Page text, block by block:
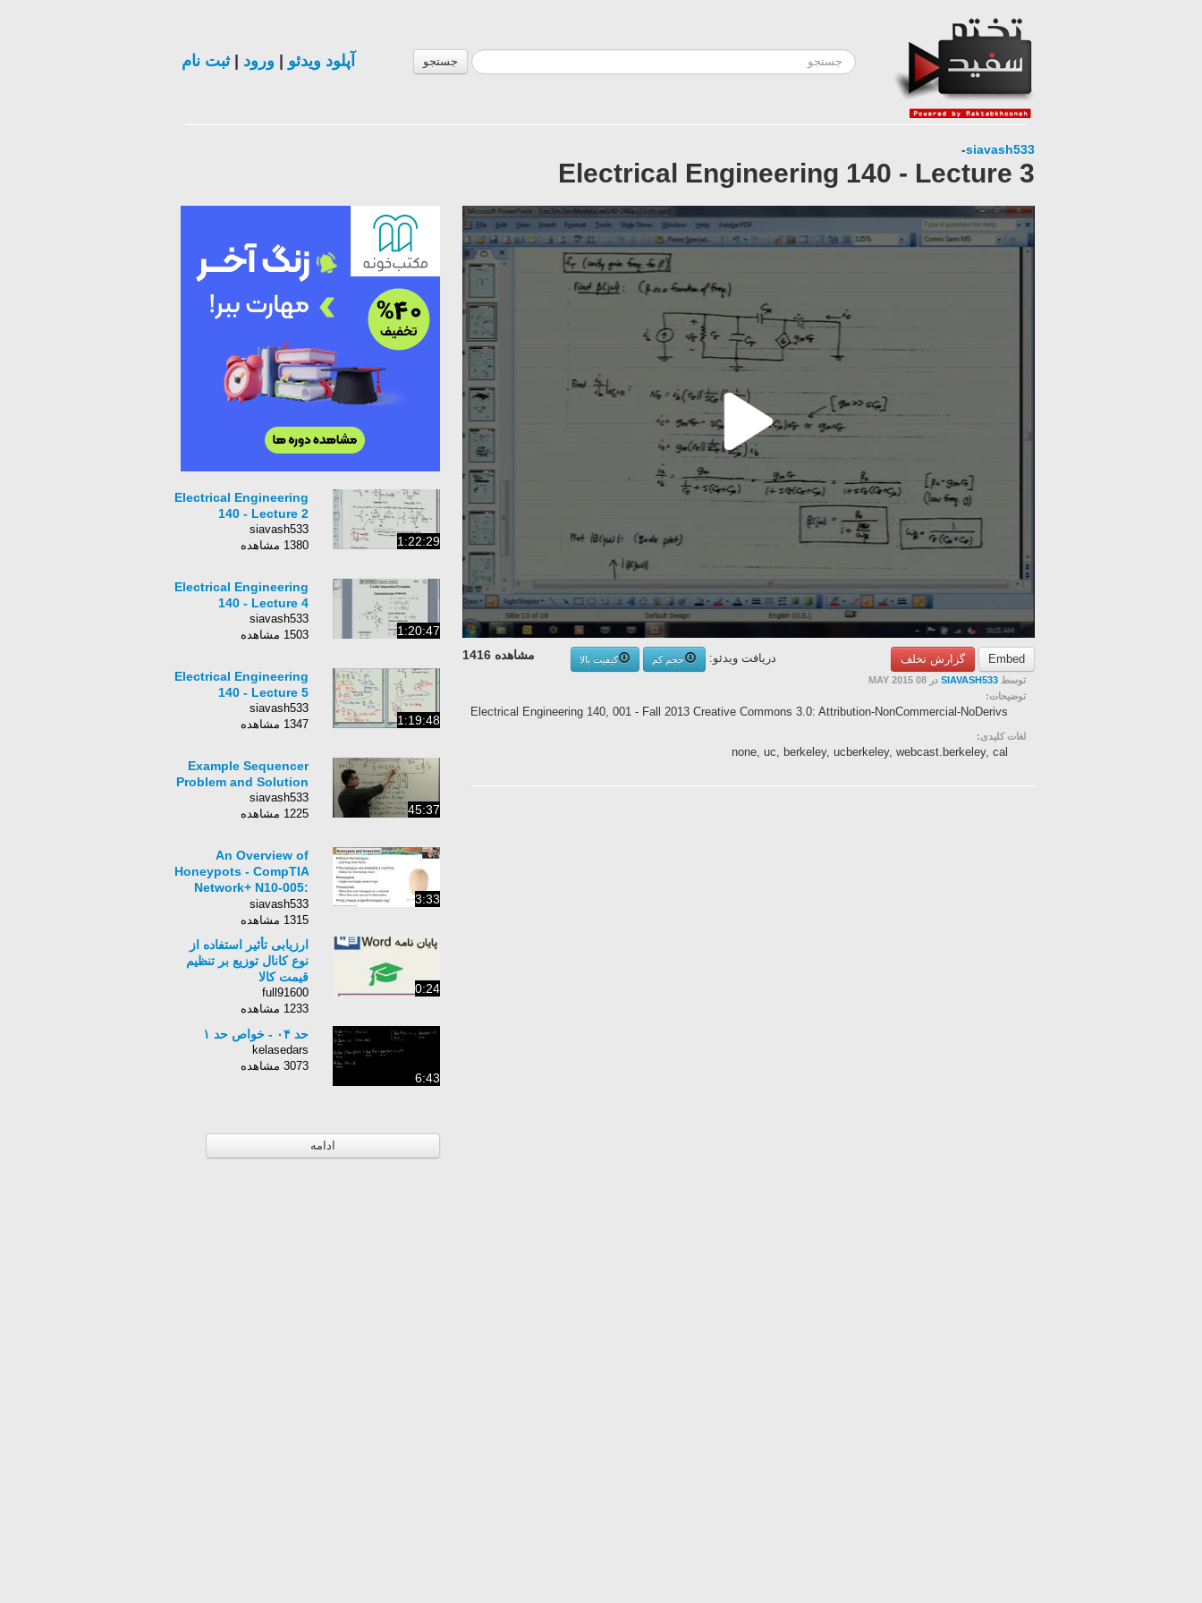
جستجو آپلود ویدئو ورود |ثبت نام
siavash533
-
Electrical Engineering 140 - Lecture 3
Embed گزارش تخلف مشاهده 1416 دریافت ویدئو: حجم کم
کیفیت بالا
توسط SIAVASH533 در 08 MAY 2015
توضیحات:
Electrical Engineering 140, 001 - Fall 2013 Creative Commons 3.0: Attribution-NonCommercial-NoDerivs
لغات کلیدی:
none, uc, berkeley, ucberkeley, webcast.berkeley, cal
1:22:29
Electrical Engineering
140 - Lecture 2
siavash533
1380 مشاهده
1:20:47
Electrical Engineering
140 - Lecture 4
siavash533
1503 مشاهده
1:19:48
Electrical Engineering
140 - Lecture 5
siavash533
1347 مشاهده
45:37
Example Sequencer
Problem and Solution
siavash533
1225 مشاهده
3:33
An Overview of
Honeypots - CompTIA
Network+ N10-005:
5.6
siavash533
1315 مشاهده
0:24
ارزیابی تأثیر استفاده از
نوع کانال توزیع بر تنظیم
قیمت کالا
full91600
1233 مشاهده
6:43
حد ۰۴ - خواص حد ۱
kelasedars
3073 مشاهده
ادامه